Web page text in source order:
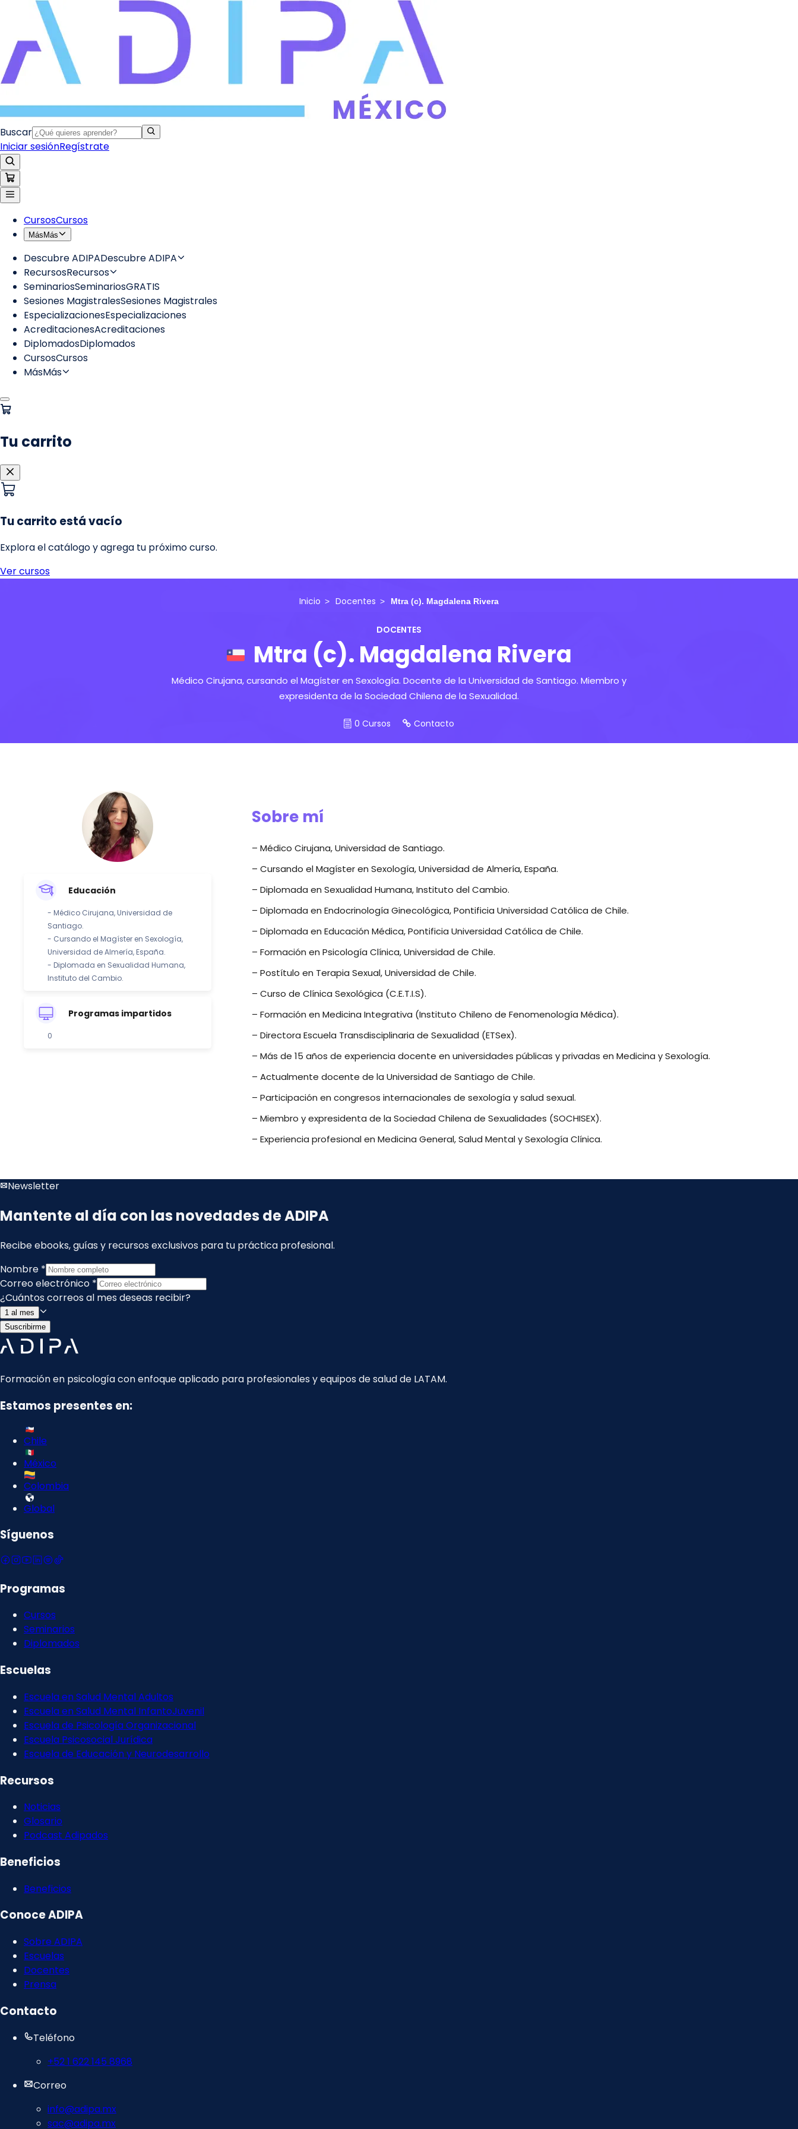
Inicio Docentes Mtra (c). Magdalena Rivera
DOCENTES
Mtra (c). Magdalena Rivera
Médico Cirujana, cursando el Magíster en Sexología. Docente de la Universidad de Santiago. Miembro y
expresidenta de la Sociedad Chilena de la Sexualidad.
0 Cursos Contacto
Educación
- Médico Cirujana, Universidad de
Santiago.
- Cursando el Magíster en Sexología,
Universidad de Almería, España.
- Diplomada en Sexualidad Humana,
Instituto del Cambio.
Programas impartidos
0
Sobre mí
– Médico Cirujana, Universidad de Santiago.
– Cursando el Magíster en Sexología, Universidad de Almería, España.
– Diplomada en Sexualidad Humana, Instituto del Cambio.
– Diplomada en Endocrinología Ginecológica, Pontificia Universidad Católica de Chile.
– Diplomada en Educación Médica, Pontificia Universidad Católica de Chile.
– Formación en Psicología Clínica, Universidad de Chile.
– Postítulo en Terapia Sexual, Universidad de Chile.
– Curso de Clínica Sexológica (C.E.T.I.S).
– Formación en Medicina Integrativa (Instituto Chileno de Fenomenología Médica).
– Directora Escuela Transdisciplinaria de Sexualidad (ETSex).
– Más de 15 años de experiencia docente en universidades públicas y privadas en Medicina y Sexología.
– Actualmente docente de la Universidad de Santiago de Chile.
– Participación en congresos internacionales de sexología y salud sexual.
– Miembro y expresidenta de la Sociedad Chilena de Sexualidades (SOCHISEX).
– Experiencia profesional en Medicina General, Salud Mental y Sexología Clínica.